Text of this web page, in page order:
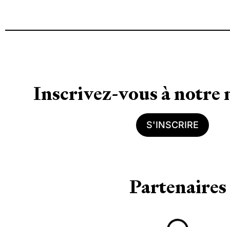
Inscrivez-vous à notre
S'INSCRIRE
Partenaires